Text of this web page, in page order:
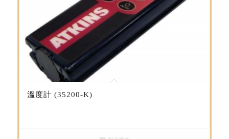
溫度計 (35200-K)